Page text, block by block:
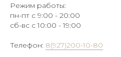
Режим работы:
пн-пт с 9:00 - 20:00
сб-вс с 10:00 - 19:00
Телефон: 8(927)200-10-80